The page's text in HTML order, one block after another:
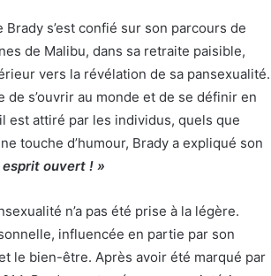
s’est confié sur son parcours de
de Malibu, dans sa retraite paisible,
vers la révélation de sa pansexualité.
de s’ouvrir au monde et de se définir en
est attiré par les individus, quels que
touche d’humour, Brady a expliqué son
esprit ouvert ! »
n’a pas été prise à la légère.
influencée en partie par son
le bien-être. Après avoir été marqué par